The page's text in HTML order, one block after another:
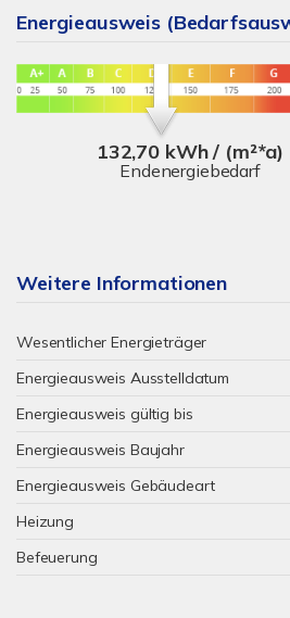
Energieausweis
132,70 kWh / (m²*a)
Endenergiebedarf
Weitere Informationen
Wesentlicher Energieträger
Energieausweis Ausstelldatum
Energieausweis gültig bis
Energieausweis Baujahr
Energieausweis Gebäudeart
Heizung
Befeuerung